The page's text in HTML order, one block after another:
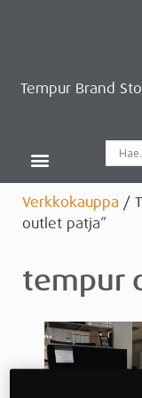
Tempur Brand
Verkkokauppa /
outlet patja”
tempur